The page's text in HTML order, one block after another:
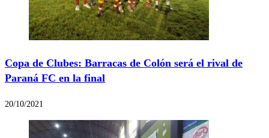
Copa de Clubes: Barracas de Colón será el rival de
Paraná FC en la final
20/10/2021